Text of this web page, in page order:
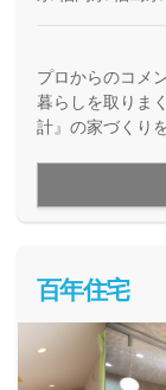
プロからのコメ
暮らしを取りま
計』の家づくり
で、そしてエコ
百年住宅